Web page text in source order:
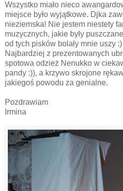
Wszystko miało nieco
miejsce było wyjątkowe. Djka
nieziemska! Nie jestem niestety
muzycznych, jakie były
od tych pisków bolały mnie uszy :)
Najbardziej z prezentowanych
spotowa odzież Nenukko w
pandy :)), a krzywo skrojone
jakiegoś powodu za genialne.
Pozdrawiam
Irmina